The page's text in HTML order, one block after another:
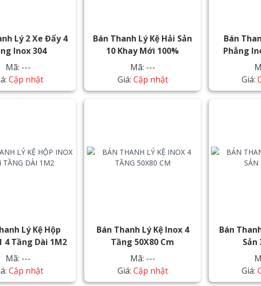
Lý 2 Xe Đẩy 4
Inox 304
Mã: ---
Cập nhật
Bán Thanh Lý Kệ Hải Sản
10 Khay Mới 100%
Mã: ---
Giá: Cập nhật
Bán
Phẳng
Giá:
Lý Kệ Hộp
4 Tầng Dài 1M2
Mã: ---
Cập nhật
Bán Thanh Lý Kệ Inox 4
Tầng 50X80 Cm
Mã: ---
Giá: Cập nhật
Bán
Sản
Giá: